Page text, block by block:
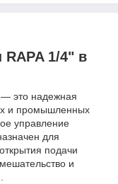
1/4" в
— это надежная
и промышленных
управление
для
подачи
и